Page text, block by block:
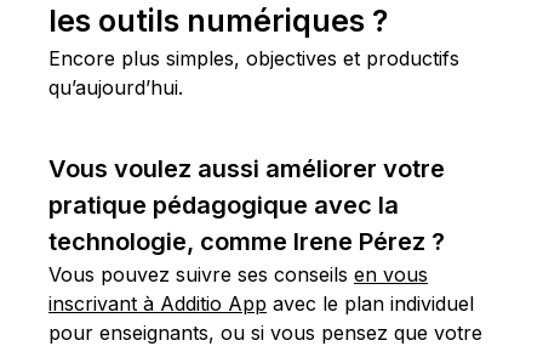
les outils numériques ?
Encore plus simples, objectives et productifs
qu’aujourd’hui.
Vous voulez aussi améliorer votre
pratique pédagogique avec la
technologie, comme Irene Pérez ?
Vous pouvez suivre ses conseils en vous
inscrivant à Additio App avec le plan individuel
pour enseignants, ou si vous pensez que votre